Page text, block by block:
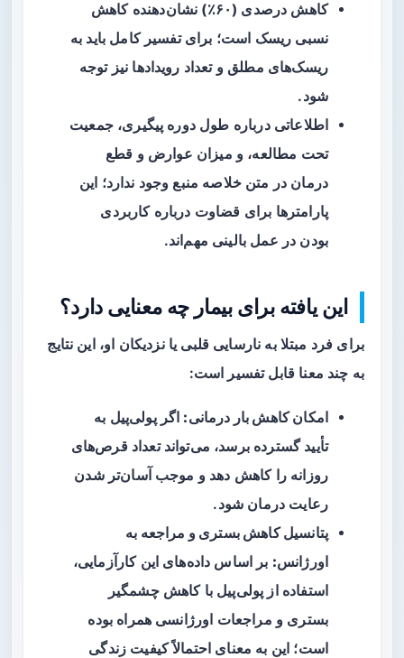
کاهش درصدی (۶۰٪) نشان‌دهنده
کاهش
نسبی ریسک است؛ برای تفسیر کامل باید به
ریسک‌های مطلق و تعداد رویدادها نیز توجه
شود.
اطلاعاتی درباره طول دوره پیگیری، جمعیت
تحت مطالعه، و میزان عوارض و قطع
درمان در متن خلاصه منبع وجود ندارد؛ این
پارامترها برای قضاوت درباره کاربردی
بودن در عمل بالینی مهم‌اند.
این یافته برای بیمار چه معنایی دارد؟
برای فرد مبتلا به نارسایی قلبی یا نزدیکان او، این نتایج
به چند معنا قابل تفسیر است:
امکان کاهش بار درمانی: اگر پولی‌پیل به
تأیید گسترده برسد، می‌تواند تعداد قرص‌های
روزانه را کاهش دهد و موجب آسان‌تر شدن
رعایت درمان شود.
پتانسیل کاهش بستری و مراجعه به
اورژانس: بر اساس داده‌های این کارآزمایی،
استفاده از پولی‌پیل با کاهش چشمگیر
بستری و مراجعات اورژانسی همراه بوده
است؛ این به معنای احتمالاً کیفیت زندگی